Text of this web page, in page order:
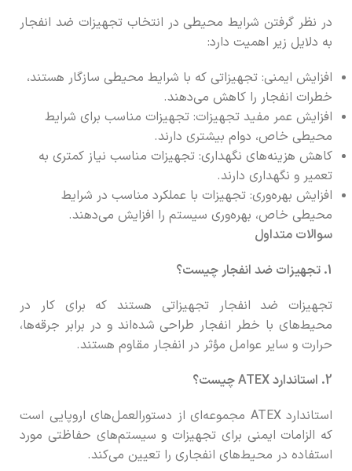
در نظر گرفتن شرایط محیطی در انتخاب تجهیزات ضد انفجار
به دلایل زیر اهمیت دارد:
افزایش ایمنی: تجهیزاتی که با شرایط محیطی سازگار هستند،
خطرات انفجار را کاهش می‌دهند.
افزایش عمر مفید تجهیزات: تجهیزات مناسب برای شرایط
محیطی خاص، دوام بیشتری دارند.
کاهش هزینه‌های نگهداری: تجهیزات مناسب نیاز کمتری به
تعمیر و نگهداری دارند.
افزایش بهره‌وری: تجهیزات با عملکرد مناسب در شرایط
محیطی خاص، بهره‌وری سیستم را افزایش می‌دهند.
سوالات متداول
1. تجهیزات ضد انفجار چیست؟
تجهیزات ضد انفجار تجهیزاتی هستند که برای کار در
محیط‌های با خطر انفجار طراحی شده‌اند و در برابر جرقه‌ها،
حرارت و سایر عوامل مؤثر در انفجار مقاوم هستند.
2. استاندارد ATEX چیست؟
استاندارد ATEX مجموعه‌ای از دستورالعمل‌های اروپایی است
که الزامات ایمنی برای تجهیزات و سیستم‌های حفاظتی مورد
استفاده در محیط‌های انفجاری را تعیین می‌کند.